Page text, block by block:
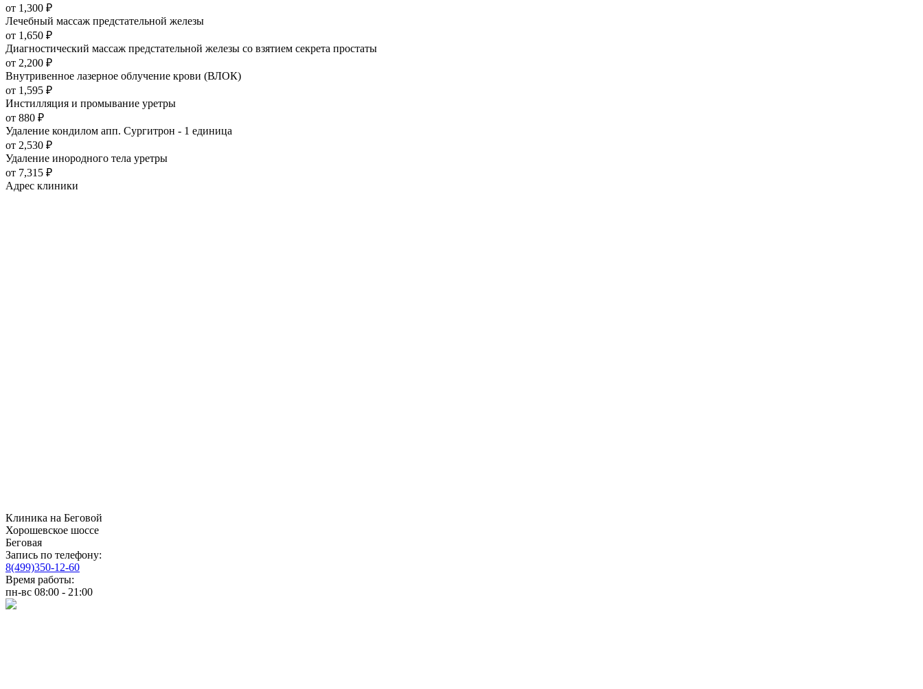
от 1,300 ₽
Лечебный массаж предстательной железы
от 1,650 ₽
Диагностический массаж предстательной железы со взятием секрета простаты
от 2,200 ₽
Внутривенное лазерное облучение крови (ВЛОК)
от 1,595 ₽
Инстилляция и промывание уретры
от 880 ₽
Удаление кондилом апп. Сургитрон - 1 единица
от 2,530 ₽
Удаление инородного тела уретры
от 7,315 ₽
Адрес клиники
Клиника на Беговой
Хорошевское шоссе
Беговая
Запись по телефону:
8(499)350-12-60
Время работы:
пн-вс 08:00 - 21:00